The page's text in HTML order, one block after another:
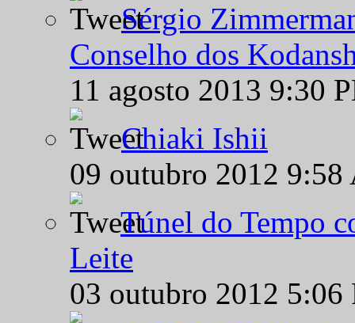
Sérgio
Conselho dos
11 agosto 2013 9:30
Chiaki Ishii
09 outubro 2012
Túnel do Tempo
Leite
03 outubro 2012